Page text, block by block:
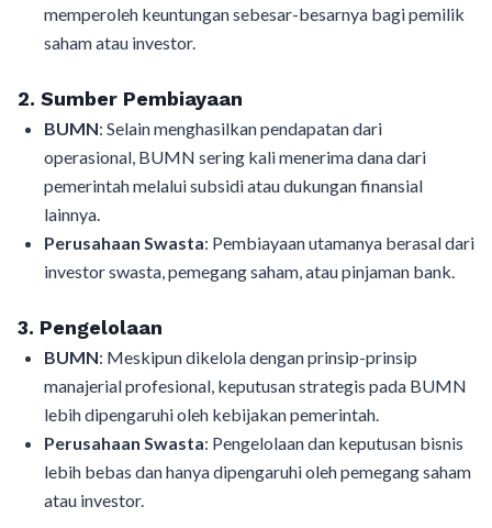
memperoleh keuntungan sebesar-besarnya bagi pemilik
saham atau investor.
2. Sumber Pembiayaan
BUMN: Selain menghasilkan pendapatan dari
operasional, BUMN sering kali menerima dana dari
pemerintah melalui subsidi atau dukungan finansial
lainnya.
Perusahaan Swasta: Pembiayaan utamanya berasal dari
investor swasta, pemegang saham, atau pinjaman bank.
3. Pengelolaan
BUMN: Meskipun dikelola dengan prinsip-prinsip
manajerial profesional, keputusan strategis pada BUMN
lebih dipengaruhi oleh kebijakan pemerintah.
Perusahaan Swasta: Pengelolaan dan keputusan bisnis
lebih bebas dan hanya dipengaruhi oleh pemegang saham
atau investor.